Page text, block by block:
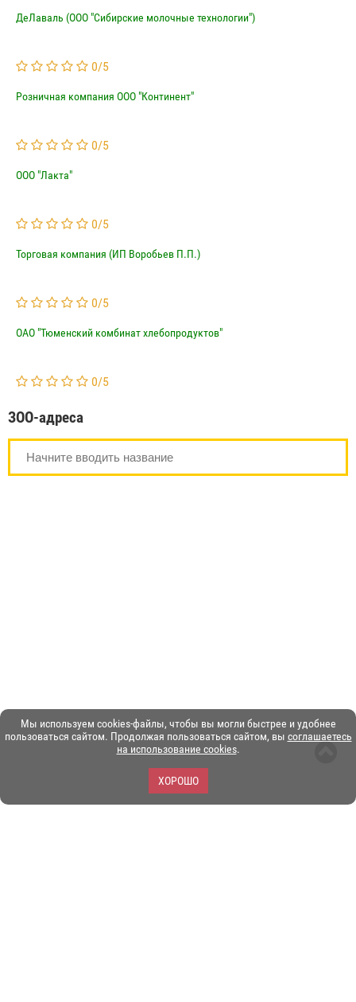
Мы используем cookies-файлы, чтобы вы могли быстрее и удобнее
пользоваться сайтом. Продолжая пользоваться сайтом, вы соглашаетесь
на использование cookies.
ХОРОШО
ДеЛаваль (ООО "Сибирские молочные технологии")
0/5
Розничная компания ООО "Континент"
0/5
ООО "Лакта"
0/5
Торговая компания (ИП Воробьев П.П.)
0/5
ОАО "Тюменский комбинат хлебопродуктов"
0/5
ЗОО-адреса